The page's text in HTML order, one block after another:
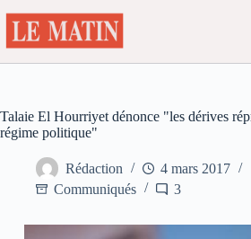
au
contenu
Talaie El Hourriyet dénonce "les dérives
régime politique"
Rédaction
4 mars 2017
Communiqués
3